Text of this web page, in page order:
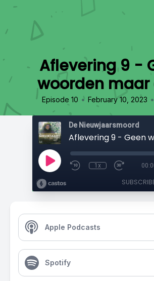
Aflevering 9 -
woorden
Episode 10 • February 10, 2023 •
De Nieuwjaarsmoord
Aflevering 9 - Geen
1x
Apple Podcasts
Spotify